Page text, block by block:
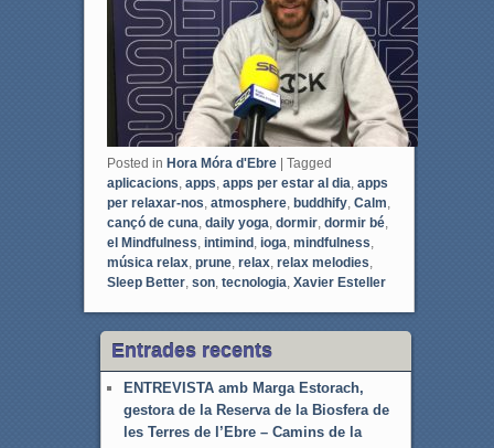
Posted in Hora Móra d'Ebre | Tagged
aplicacions apps apps per estar al dia apps
per relaxar-nos atmosphere, buddhify, Calm
cançó de cuna daily yoga dormir, dormir bé,
el Mindfulness intimind, ioga mindfulness
música relax, prune, relax, relax melodies
Sleep Better, son, tecnologia Xavier Esteller
Entrades recents
ENTREVISTA amb Marga Estorach,
gestora de la Reserva de la Biosfera de
les Terres de l’Ebre – Camins de la